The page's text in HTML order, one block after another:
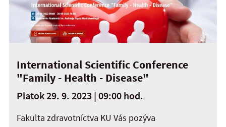
International Scientific Conference
"Family - Health - Disease"
Piatok 29. 9. 2023 | 09:00 hod.
Fakulta zdravotníctva KU Vás pozýva